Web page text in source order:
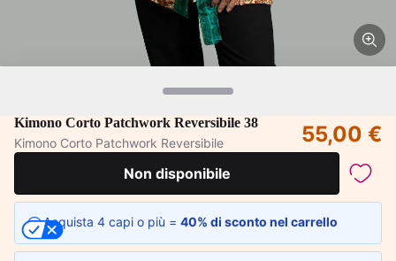
Kimono Corto Patchwork Reversibile 38
Kimono Corto Patchwork Reversibile
55,00 €
Non disponibile
Acquista 4 capi o più = 40% di sconto nel carrello